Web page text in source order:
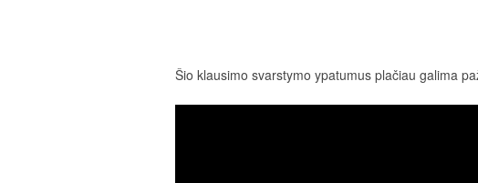
Šio klausimo svarstymo ypatumus plačiau galima